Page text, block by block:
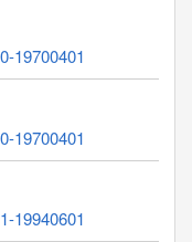
19700401
19700401
19940601